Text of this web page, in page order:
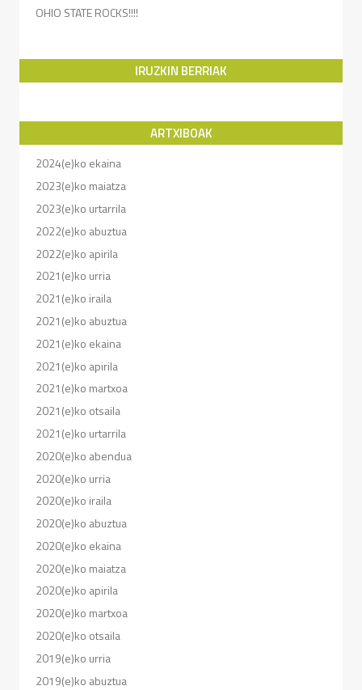
OHIO STATE ROCKS!!!!
IRUZKIN BERRIAK
ARTXIBOAK
2024(e)ko ekaina
2023(e)ko maiatza
2023(e)ko urtarrila
2022(e)ko abuztua
2022(e)ko apirila
2021(e)ko urria
2021(e)ko iraila
2021(e)ko abuztua
2021(e)ko ekaina
2021(e)ko apirila
2021(e)ko martxoa
2021(e)ko otsaila
2021(e)ko urtarrila
2020(e)ko abendua
2020(e)ko urria
2020(e)ko iraila
2020(e)ko abuztua
2020(e)ko ekaina
2020(e)ko maiatza
2020(e)ko apirila
2020(e)ko martxoa
2020(e)ko otsaila
2019(e)ko urria
2019(e)ko abuztua